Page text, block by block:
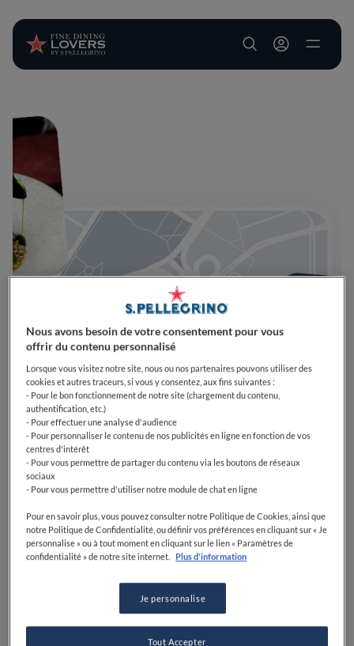
User account
Nous avons besoin de votre consentement pour vous
offrir du contenu personnalisé
Lorsque vous visitez notre site, nous ou nos partenaires pouvons utiliser des
cookies et autres traceurs, si vous y consentez, aux fins suivantes :
- Pour le bon fonctionnement de notre site (chargement du contenu,
authentification, etc.)
- Pour effectuer une analyse d'audience
- Pour personnaliser le contenu de nos publicités en ligne en fonction de vos
centres d'intérêt
- Pour vous permettre de partager du contenu via les boutons de réseaux
sociaux
- Pour vous permettre d'utiliser notre module de chat en ligne
Pour en savoir plus, vous pouvez consulter notre Politique de Cookies, ainsi que
notre Politique de Confidentialité, ou définir vos préférences en cliquant sur « Je
personnalise » ou à tout moment en cliquant sur le lien « Paramètres de
confidentialité » de notre site internet.
Plus d'information
Je personnalise
Tout Accepter